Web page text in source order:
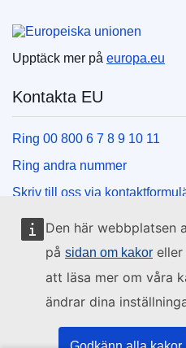
Den här webbplatsen
på sidan om kakor
att läsa mer om våra
ändrar dina
Upptäck mer på europa.eu
Kontakta EU
Ring 00 800 6 7 8 9 10 11
Ring andra nummer
Skriv till oss via
Besök ett EU-centrum
Sociala medier
Hitta oss i sociala medier